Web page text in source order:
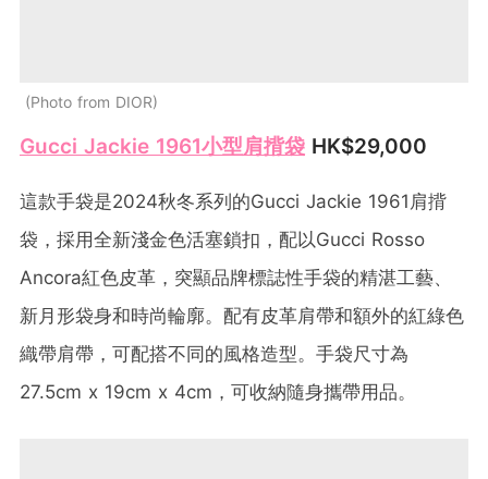
Photo from DIOR
Gucci Jackie 1961小型肩揹袋 HK$29,000
這款手袋是2024秋冬系列的Gucci Jackie 1961肩揹
袋，採用全新淺金色活塞鎖扣，配以Gucci Rosso
Ancora紅色皮革，突顯品牌標誌性手袋的精湛工藝、
新月形袋身和時尚輪廓。配有皮革肩帶和額外的紅綠色
織帶肩帶，可配搭不同的風格造型。手袋尺寸為
27.5cm x 19cm x 4cm，可收納隨身攜帶用品。